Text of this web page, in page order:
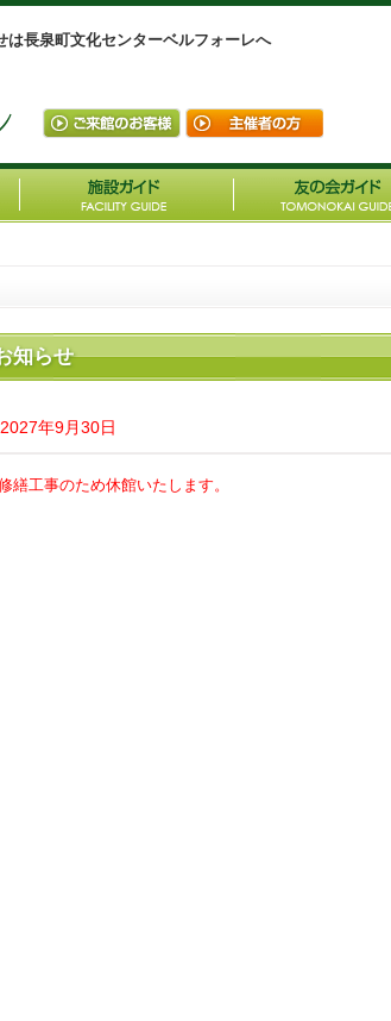
は長泉町文化センターベルフォーレへ
知らせ
年9月30日
繕工事のため休館いたします。